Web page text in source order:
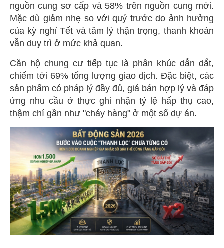
nguồn cung sơ cấp và 58% trên nguồn cung mới.
Mặc dù giảm nhẹ so với quý trước do ảnh hưởng
của kỳ nghỉ Tết và tâm lý thận trọng, thanh khoản
vẫn duy trì ở mức khả quan.
Căn hộ chung cư tiếp tục là phân khúc dẫn dắt,
chiếm tới 69% tổng lượng giao dịch. Đặc biệt, các
sản phẩm có pháp lý đầy đủ, giá bán hợp lý và đáp
ứng nhu cầu ở thực ghi nhận tỷ lệ hấp thụ cao,
thậm chí gần như "cháy hàng" ở một số dự án.